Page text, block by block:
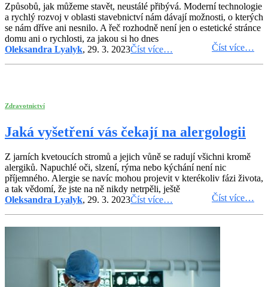
Způsobů, jak můžeme stavět, neustálé přibývá. Moderní technologie
a rychlý rozvoj v oblasti stavebnictví nám dávají možnosti, o kterých
se nám dříve ani nesnilo. A řeč rozhodně není jen o estetické stránce
domu ani o rychlosti, za jakou si ho dnes
Číst více…
Oleksandra Lyalyk, 29. 3. 2023Číst více…
Zdravotnictví
Jaká vyšetření vás čekají na alergologii
Z jarních kvetoucích stromů a jejich vůně se radují všichni kromě
alergiků. Napuchlé oči, slzení, rýma nebo kýchání není nic
příjemného. Alergie se navíc mohou projevit v kterékoliv fázi života,
a tak vědomí, že jste na ně nikdy netrpěli, ještě
Číst více…
Oleksandra Lyalyk, 29. 3. 2023Číst více…